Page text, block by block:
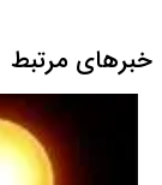
خبرهای مرتبط